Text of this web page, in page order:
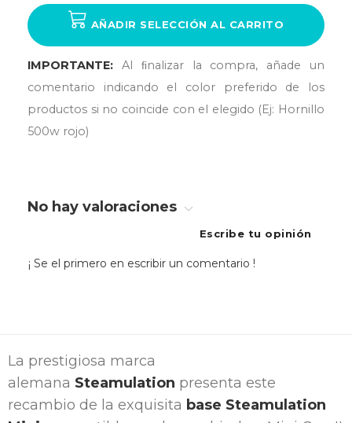
AÑADIR SELECCIÓN AL CARRITO
IMPORTANTE: Al ﬁnalizar la compra, añade un
comentario indicando el color preferido de los
productos si no coincide con el elegido (Ej: Hornillo
500w rojo)
No hay valoraciones
Escribe tu opinión
¡ Se el primero en escribir un comentario !
La prestigiosa marca
alemana Steamulation presenta este
recambio de la exquisita base Steamulation